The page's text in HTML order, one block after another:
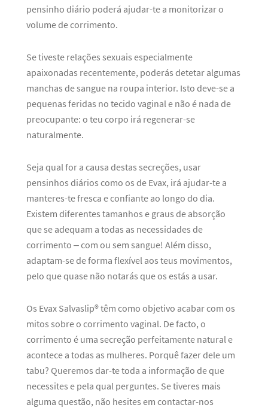
pensinho diário poderá ajudar-te a monitorizar o
volume de corrimento.
Se tiveste relações sexuais especialmente
apaixonadas recentemente, poderás detetar algumas
manchas de sangue na roupa interior. Isto deve-se a
pequenas feridas no tecido vaginal e não é nada de
preocupante: o teu corpo irá regenerar-se
naturalmente.
Seja qual for a causa destas secreções, usar
pensinhos diários como os de Evax, irá ajudar-te a
manteres-te fresca e confiante ao longo do dia.
Existem diferentes tamanhos e graus de absorção
que se adequam a todas as necessidades de
corrimento – com ou sem sangue! Além disso,
adaptam-se de forma flexível aos teus movimentos,
pelo que quase não notarás que os estás a usar.
Os Evax Salvaslip® têm como objetivo acabar com os
mitos sobre o corrimento vaginal. De facto, o
corrimento é uma secreção perfeitamente natural e
acontece a todas as mulheres. Porquê fazer dele um
tabu? Queremos dar-te toda a informação de que
necessites e pela qual perguntes. Se tiveres mais
alguma questão, não hesites em contactar-nos